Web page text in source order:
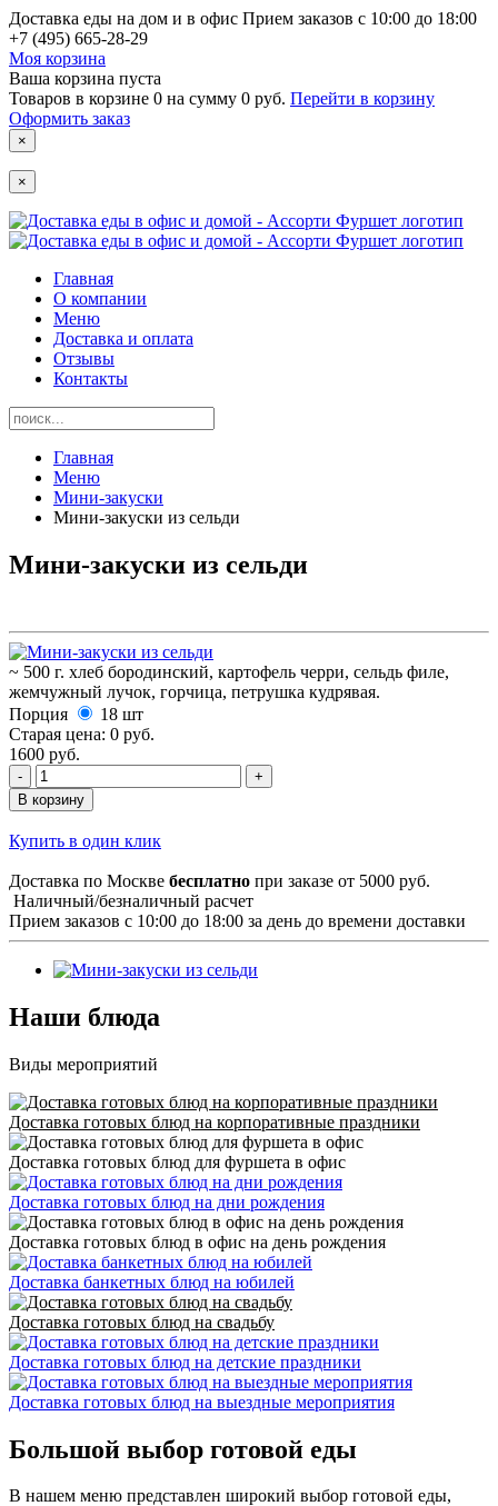
Доставка еды на дом и в офис Прием заказов с 10:00 до 18:00
+7 (495) 665-28-29
Моя корзина
Ваша корзина пуста
Товаров в корзине 0 на сумму 0 руб. Перейти в корзину
Оформить заказ
×
×
Главная
О компании
Меню
Доставка и оплата
Отзывы
Контакты
Главная
Меню
Мини-закуски
Мини-закуски из сельди
Мини-закуски из сельди
~ 500 г. хлеб бородинский, картофель черри, сельдь филе,
жемчужный лучок, горчица, петрушка кудрявая.
Порция
18 шт
Старая цена: 0 руб.
1600 руб.
В корзину
Купить в один клик
Доставка по Москве бесплатно при заказе от 5000 руб.
Наличный/безналичный расчет
Прием заказов с 10:00 до 18:00 за день до времени доставки
Наши блюда
Виды мероприятий
Доставка готовых блюд на корпоративные праздники
Доставка готовых блюд для фуршета в офис
Доставка готовых блюд на дни рождения
Доставка готовых блюд в офис на день рождения
Доставка банкетных блюд на юбилей
Доставка готовых блюд на свадьбу
Доставка готовых блюд на детские праздники
Доставка готовых блюд на выездные мероприятия
Большой выбор готовой еды
В нашем меню представлен широкий выбор готовой еды,